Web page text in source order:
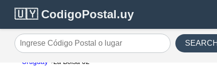
🇺🇾 CodigoPostal.uy
Ingrese Código Postal o lugar
Uruguay La Bolsa 02